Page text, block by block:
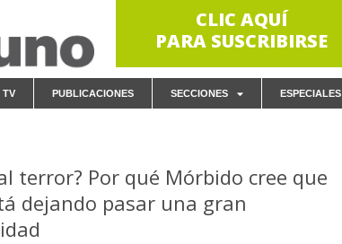
CLIC AQUÍ
PARA SUSCRIBIRSE
TV PUBLICACIONES SECCIONES ESPECIALES
terror? Por qué Mórbido cree que
dejando pasar una gran